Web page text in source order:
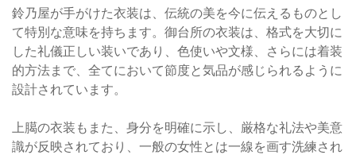
鈴乃屋が手がけた衣装は、伝統の美を今に伝えるものとし
て特別な意味を持ちます。御台所の衣装は、格式を大切に
した礼儀正しい装いであり、色使いや文様、さらには着装
的方法まで、全てにおいて節度と気品が感じられるように
設計されています。
上臈の衣装もまた、身分を明確に示し、厳格な礼法や美意
識が反映されており、一般の女性とは一線を画す洗練され